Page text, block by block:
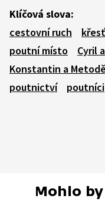
Klíčová slova:
cestovní ruch
poutní místo
Cyril
Konstantin a
poutnictví
poutníci
Mohlo